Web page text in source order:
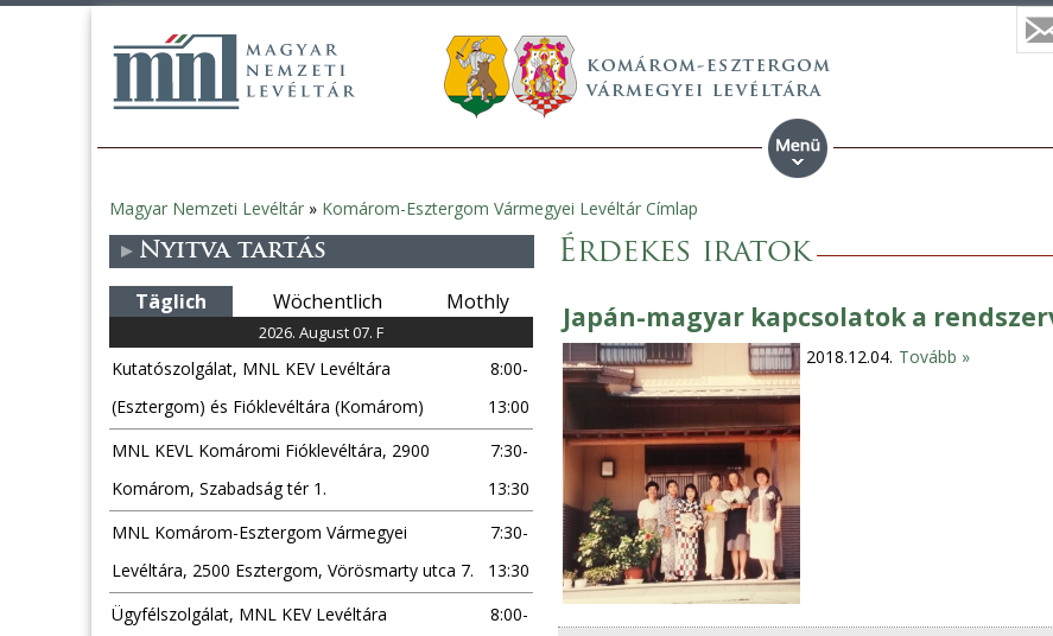
Sie
sind
hier
Magyar Nemzeti Levéltár » Komárom-Esztergom Vármegyei Levéltár Címlap
Érdekes iratok
Japán-magyar kapcsolatok a
2018.12.04. Tovább »
Nyitva tartás
Täglich Wöchentlich Mothly
2026. August 07. F
Kutatószolgálat, MNL KEV Levéltára
(Esztergom) és Fióklevéltára (Komárom)
8:00-
13:00
MNL KEVL Komáromi Fióklevéltára, 2900
Komárom, Szabadság tér 1.
7:30-
13:30
MNL Komárom-Esztergom Vármegyei
Levéltára, 2500 Esztergom, Vörösmarty utca 7.
7:30-
13:30
Ügyfélszolgálat, MNL KEV Levéltára
8:00-